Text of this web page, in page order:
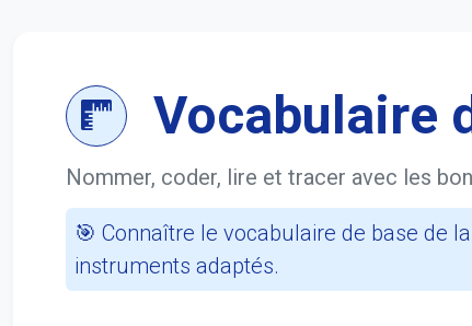
Vocabulaire
Nommer, coder, lire et tracer avec les
🎯 Connaître le vocabulaire de base de
instruments adaptés.